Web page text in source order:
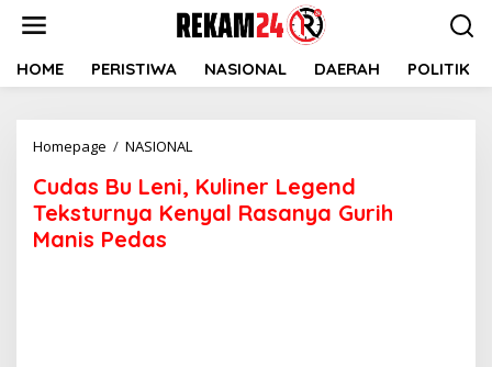
HOME PERISTIWA NASIONAL DAERAH POLITIK
Homepage / NASIONAL
Leni,
Kuliner
Legend
Cudas Bu Leni, Kuliner Legend
Teksturnya Kenyal Rasanya Gurih
Manis Pedas